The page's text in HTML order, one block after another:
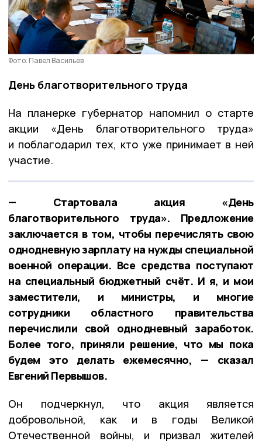
Фото: Павел Васильев
День благотворительного труда
На планерке губернатор напомнил о старте
акции «День благотворительного труда»
и поблагодарил тех, кто уже принимает в ней
участие.
— Стартовала акция «День
благотворительного труда». Предложение
заключается в том, чтобы перечислять свою
однодневную зарплату на нужды специальной
военной операции. Все средства поступают
на специальный бюджетный счёт. И я, и мои
заместители, и министры, и многие
сотрудники областного правительства
перечислили свой однодневный заработок.
Более того, приняли решение, что мы пока
будем это делать ежемесячно, — сказал
Евгений Первышов.
Он подчеркнул, что акция является
добровольной, как и в годы Великой
Отечественной войны, и призвал жителей